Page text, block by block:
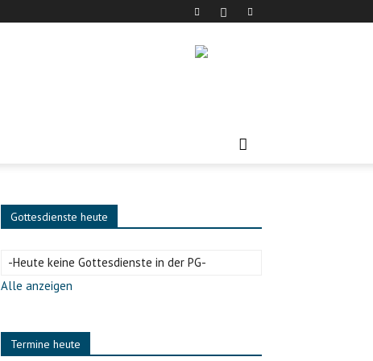
Gottesdienste heute
-Heute keine Gottesdienste in der PG-
Alle anzeigen
Termine heute